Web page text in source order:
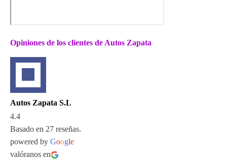
Opiniones de los clientes de Autos Zapata
Autos Zapata S.L
4.4
Basado en 27 reseñas.
powered by Google
valóranos en